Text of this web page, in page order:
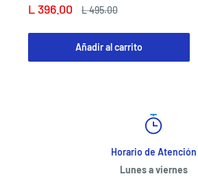
Precio
venta
L 396.00
Precio
L 495.00
Añadir al carrito
Horario de Atención
Lunes a viernes